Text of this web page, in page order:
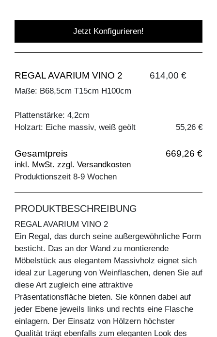
Jetzt Konfigurieren!
REGAL AVARIUM VINO 2 614,00 €
Maße: B68,5cm T15cm H100cm
Plattenstärke: 4,2cm
Holzart: Eiche massiv, weiß geölt
55,26 €
Gesamtpreis 669,26 €
inkl. MwSt. zzgl. Versandkosten
Produktionszeit 8-9 Wochen
PRODUKTBESCHREIBUNG
REGAL AVARIUM VINO 2
Ein Regal, das durch seine außergewöhnliche Form
besticht. Das an der Wand zu montierende
Möbelstück aus elegantem Massivholz eignet sich
ideal zur Lagerung von Weinflaschen, denen Sie auf
diese Art zugleich eine attraktive
Präsentationsfläche bieten. Sie können dabei auf
jeder Ebene jeweils links und rechts eine Flasche
einlagern. Der Einsatz von Hölzern höchster
Qualität trägt ebenfalls zum eleganten Look des